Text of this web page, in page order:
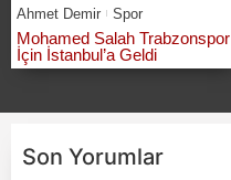
Ahmet Demir Spor
Mohamed Salah Trabzonspor
İçin İstanbul’a Geldi
Son Yorumlar